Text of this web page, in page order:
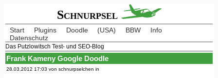
Schnurpsel
Start Plugins Doodle (USA) BBW
Info
Datenschutz
Das Putzlowitsch Test- und SEO-Blog
Frank Kameny Google Doodle
28.03.2012 17:03 von schnurpselchen in